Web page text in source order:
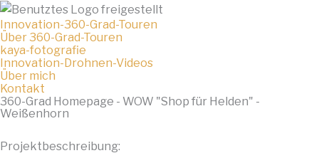
Innovation-360-Grad-Touren
Über 360-Grad-Touren
kaya-fotografie
Innovation-Drohnen-Videos
Über mich
Kontakt
360-Grad Homepage - WOW "Shop für Helden" -
Weißenhorn
Projektbeschreibung: